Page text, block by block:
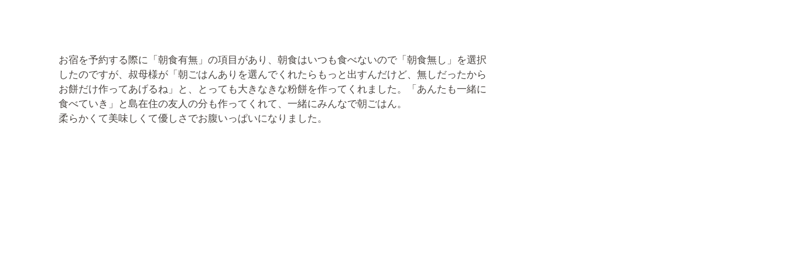
お宿を予約する際に「朝食有無」の項目があり、朝食はいつも食べないので「朝食無し」を選択
したのですが、叔母様が「朝ごはんありを選んでくれたらもっと出すんだけど、無しだったから
お餅だけ作ってあげるね」と、とっても大きなきな粉餅を作ってくれました。「あんたも一緒に
食べていき」と島在住の友人の分も作ってくれて、一緒にみんなで朝ごはん。
柔らかくて美味しくて優しさでお腹いっぱいになりました。